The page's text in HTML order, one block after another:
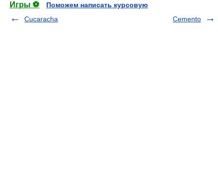
Игры ⚽
Поможем написать курсовую
Cucaracha
Cemento